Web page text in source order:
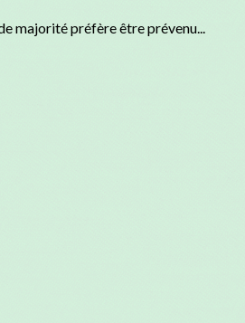
majorité préfère être prévenu...